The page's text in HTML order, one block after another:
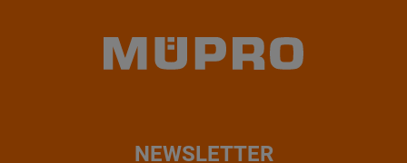
NEWSLETTER